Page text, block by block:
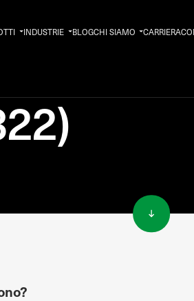
INDUSTRIE BLOGCHI SIAMO CARRIERA